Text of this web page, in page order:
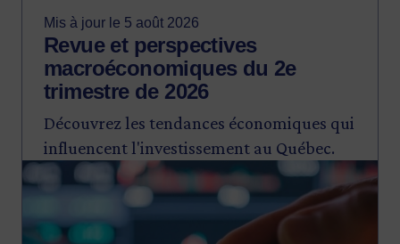
Mis à jour le 5 août 2026
Revue et perspectives
macroéconomiques du 2e
trimestre de 2026
Découvrez les tendances économiques qui
influencent l'investissement au Québec.
Image